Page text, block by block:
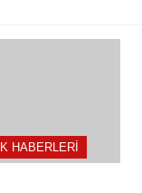
HABERLERI